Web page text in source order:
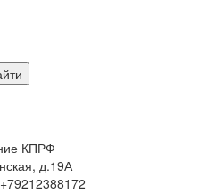
КПРФ
д.19А